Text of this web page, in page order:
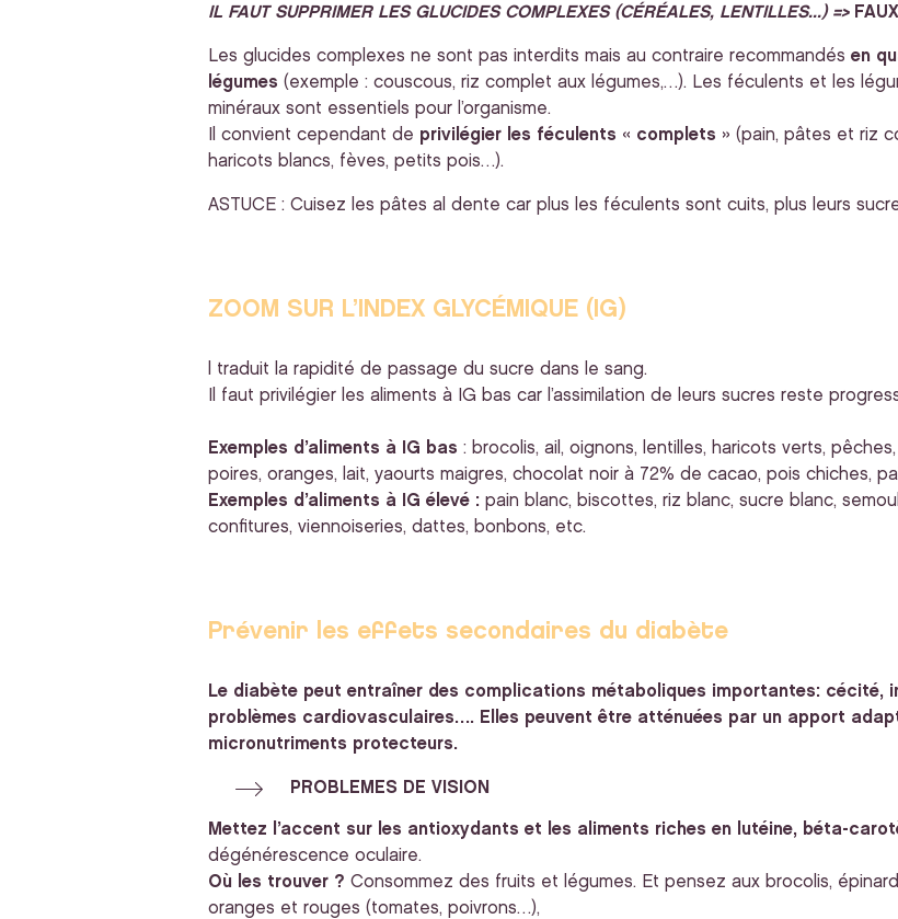
IL FAUT SUPPRIMER LES GLUCIDES COMPLEXES (CÉRÉALES, LENTILLES...) =>
Les glucides complexes ne sont pas interdits mais au contraire recommandés en
légumes (exemple : couscous, riz complet aux légumes,…). Les féculents et les
minéraux sont essentiels pour l’organisme.
Il convient cependant de privilégier les féculents « complets » (pain, pâtes et riz
haricots blancs, fèves, petits pois…).
ASTUCE : Cuisez les pâtes al dente car plus les féculents sont cuits, plus leurs
ZOOM SUR L’INDEX GLYCÉMIQUE (IG)
l traduit la rapidité de passage du sucre dans le sang.
Il faut privilégier les aliments à IG bas car l’assimilation de leurs sucres reste
Exemples d’aliments à IG bas : brocolis, ail, oignons, lentilles, haricots verts,
poires, oranges, lait, yaourts maigres, chocolat noir à 72% de cacao, pois chiches,
Exemples d’aliments à IG élevé : pain blanc, biscottes, riz blanc, sucre blanc,
confitures, viennoiseries, dattes, bonbons, etc.
Prévenir les effets secondaires du diabète
Le diabète peut entraîner des complications métaboliques importantes: cécité,
problèmes cardiovasculaires…. Elles peuvent être atténuées par un apport
micronutriments protecteurs.
PROBLEMES DE VISION
Mettez l’accent sur les antioxydants et les aliments riches en lutéine, béta-
dégénérescence oculaire.
Où les trouver ? Consommez des fruits et légumes. Et pensez aux brocolis,
oranges et rouges (tomates, poivrons…),